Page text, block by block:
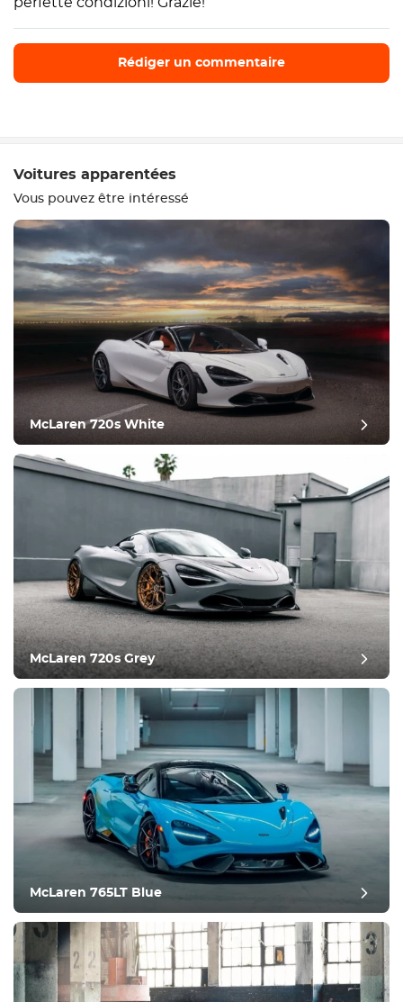
Rédiger un commentaire
Contrôle du climat
Condition
bilan de fin d'année
Voitures apparentées
Vous pouvez être intéressé
McLaren 720s White
McLaren 720s Grey
McLaren 765LT Blue